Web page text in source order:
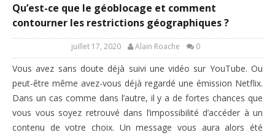
Qu’est-ce que le géoblocage et comment
contourner les restrictions géographiques ?
juillet 17, 2020 Alain Roache 0
Vous avez sans doute déjà suivi une vidéo sur YouTube. Ou
peut-être même avez-vous déjà regardé une émission Netflix.
Dans un cas comme dans l’autre, il y a de fortes chances que
vous vous soyez retrouvé dans l’impossibilité d’accéder à un
contenu de votre choix. Un message vous aura alors été